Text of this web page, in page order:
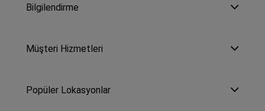
Bilgilendirme
Müşteri Hizmetleri
Popüler Lokasyonlar